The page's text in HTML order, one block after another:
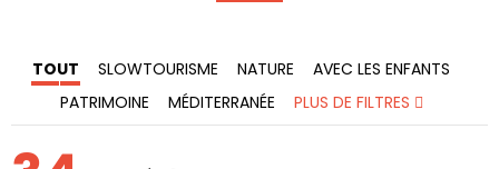
TOUT SLOWTOURISME NATURE
AVEC LES ENFANTS
PATRIMOINE
MÉDITERRANÉE PLUS DE FILTRES